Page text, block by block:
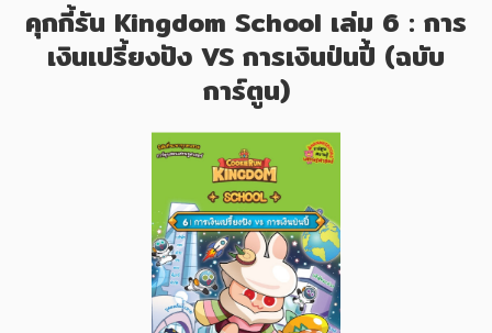
คุกกี้รัน Kingdom School เล่ม 6 : การ
เงินเปรี้ยงปัง VS การเงินป่นปี้ (ฉบับ
การ์ตูน)